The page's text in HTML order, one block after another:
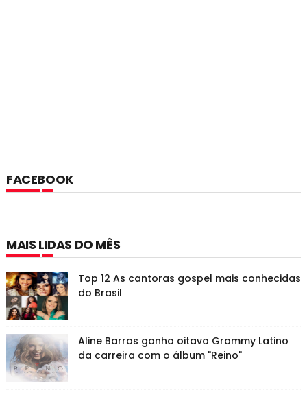
FACEBOOK
MAIS LIDAS DO MÊS
Top 12 As cantoras gospel mais conhecidas
do Brasil
Aline Barros ganha oitavo Grammy Latino
da carreira com o álbum "Reino"